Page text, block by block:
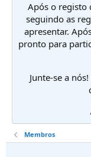
Após o registo
seguindo as
apresentar.
pronto para
Junte-se a
Membros